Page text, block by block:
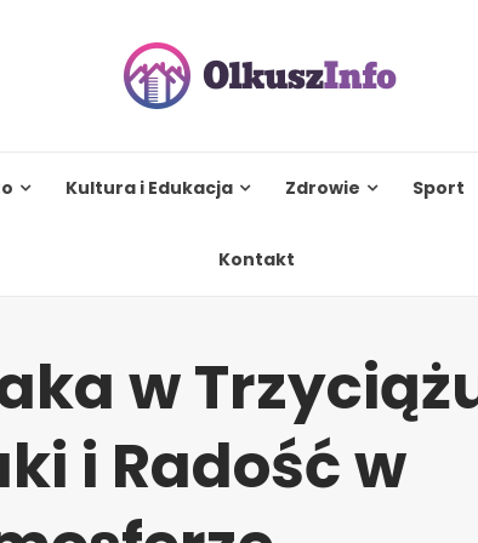
Kultura i Edukacja Zdrowie Sport
Kontakt
w
i Radość w